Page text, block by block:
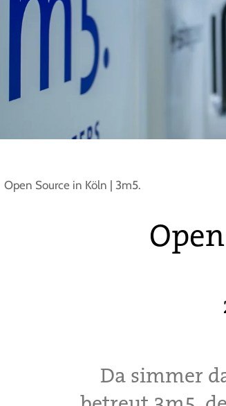
Open Source in Köln | 3m5.
Da simmer